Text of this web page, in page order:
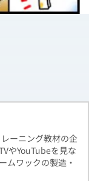
ーニング教材の企
やYouTubeを見な
ムワックの製造・